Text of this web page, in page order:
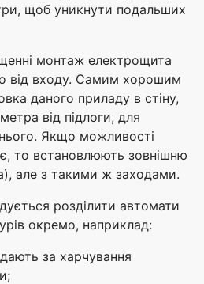
щоб уникнути подальших
монтаж електрощита
від входу. Самим хорошим
даного приладу в стіну,
від підлоги, для
Якщо можливості
то встановлюють зовнішню
але з такими ж заходами.
розділити автомати
окремо, наприклад:
за харчування